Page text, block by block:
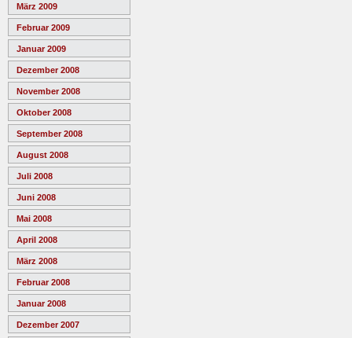
März 2009
Februar 2009
Januar 2009
Dezember 2008
November 2008
Oktober 2008
September 2008
August 2008
Juli 2008
Juni 2008
Mai 2008
April 2008
März 2008
Februar 2008
Januar 2008
Dezember 2007